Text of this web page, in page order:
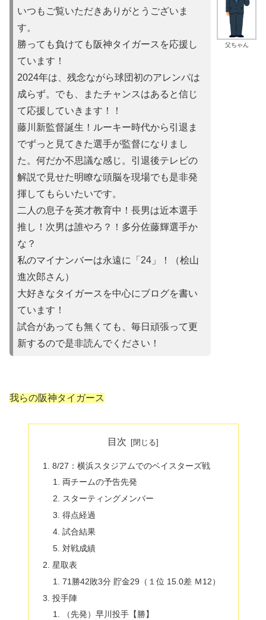
父ちゃん
いつもご覧いただきありがとうございま
す。
勝っても負けても阪神タイガースを応援し
ています！
2024年は、残念ながら球団初のアレンパは
成らず。でも、またチャンスはあると信じ
て応援していきます！！
藤川新監督誕生！ルーキー時代から引退ま
でずっと見てきた選手が監督になりまし
た。何だか不思議な感じ。引退後テレビの
解説で見せた明瞭な頭脳を現場でも是非発
揮してもらいたいです。
二人の息子を英才教育中！長男は近本選手
推し！次男は誰やろ？！多分佐藤輝選手か
な？
私のマイナンバーは永遠に「24」！（桧山
進次郎さん）
大好きなタイガースを中心にブログを書い
ています！
試合があって も無くても、毎日頑張って更
新するので是非読んでください！
我らの阪神タイガース
目次
8/27：横浜スタジアムでのベイスターズ戦
両チームの予告先発
スターティングメンバー
得点経過
試合結果
対戦成績
星取表
71勝42敗3分 貯金29（１位 15.0差 Ｍ12）
投手陣
（先発）早川投手【勝】